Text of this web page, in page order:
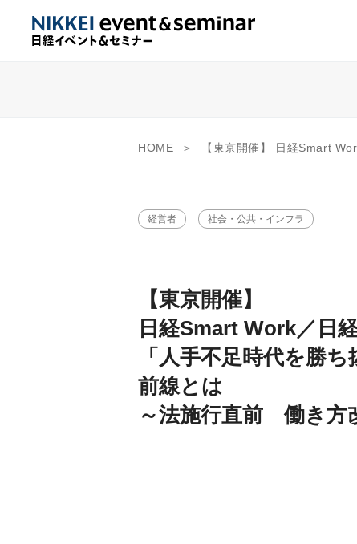
HOME 【東京開催】 日経Smart Work／日経産業新聞フォーラム 「人手不足時代を勝ち抜く 人材活用・
経営者 社会・公共・インフラ
【東京開催】
日経Smart Work／日
「人手不足時代を勝
前線とは
～法施行直前 働き方